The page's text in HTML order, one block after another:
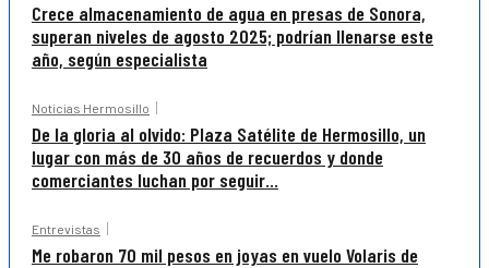
Crece almacenamiento de agua en presas de Sonora,
superan niveles de agosto 2025; podrían llenarse este
año, según especialista
Noticias Hermosillo
De la gloria al olvido: Plaza Satélite de Hermosillo, un
lugar con más de 30 años de recuerdos y donde
comerciantes luchan por seguir...
Entrevistas
Me robaron 70 mil pesos en joyas en vuelo Volaris de